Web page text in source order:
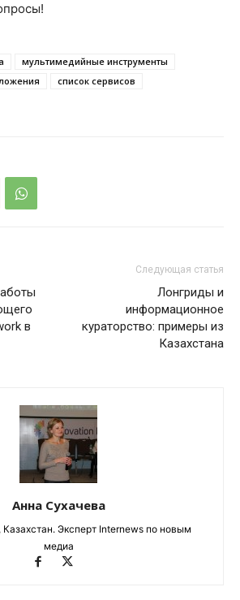
мультимедийные инструменты
список сервисов
в
Следующая статья
Лонгриды и
информационное
кураторство: примеры из
Казахстана
Анна Сухачева
Эксперт Internews по новым
медиа